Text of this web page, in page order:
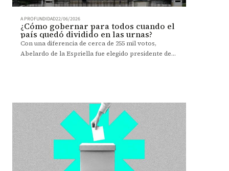
A PROFUNDIDAD22/06/2026
¿Cómo gobernar para todos cuando el
país quedó dividido en las urnas?
Con una diferencia de cerca de 255 mil votos,
Abelardo de la Espriella fue elegido presidente de